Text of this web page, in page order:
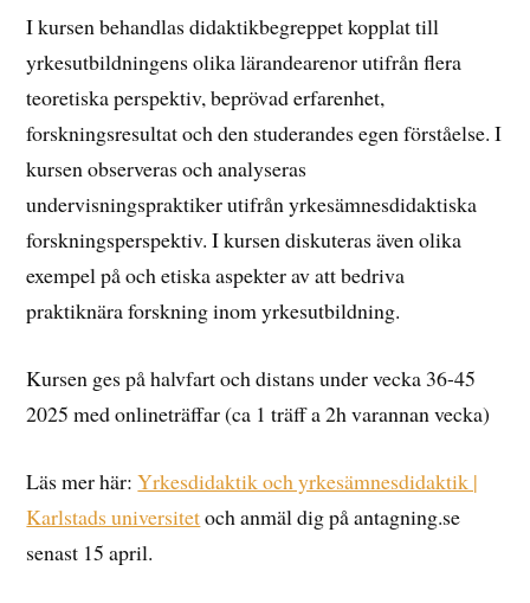
I kursen behandlas didaktikbegreppet kopplat till
yrkesutbildningens olika lärandearenor utifrån flera
teoretiska perspektiv, beprövad erfarenhet,
forskningsresultat och den studerandes egen förståelse. I
kursen observeras och analyseras
undervisningspraktiker utifrån yrkesämnesdidaktiska
forskningsperspektiv. I kursen diskuteras även olika
exempel på och etiska aspekter av att bedriva
praktiknära forskning inom yrkesutbildning.
Kursen ges på halvfart och distans under vecka 36-45
2025 med onlineträffar (ca 1 träff a 2h varannan vecka)
Läs mer här:Yrkesdidaktik och yrkesämnesdidaktik |
Karlstads universitetoch anmäl dig på antagning.se
senast 15 april.